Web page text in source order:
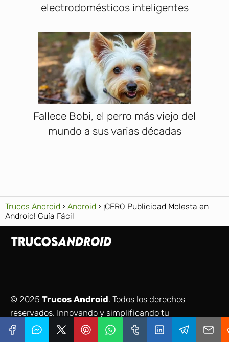
electrodomésticos inteligentes
Fallece Bobi, el perro más viejo del
mundo a sus varias décadas
Trucos Android Android
¡CERO Publicidad Molesta en
Android! Guía Fácil
© 2025 Trucos Android. Todos los derechos
reservados. Innovando y simplificando tu
conexión con la tecnología.